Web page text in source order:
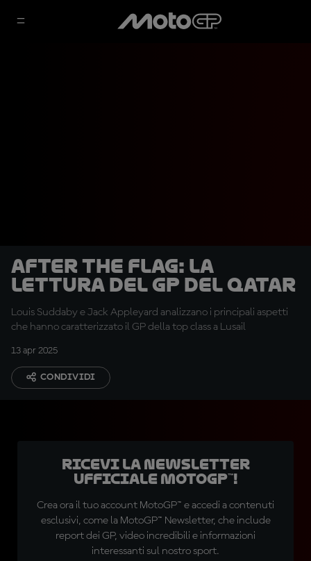
After the Flag: la
lettura del GP del Qatar
Louis Suddaby e Jack Appleyard analizzano i principali aspetti
che hanno caratterizzato il GP della top class a Lusail
13 apr 2025
CONDIVIDI
Ricevi la newsletter
ufficiale MotoGP™!
Crea ora il tuo account MotoGP™ e accedi a contenuti
esclusivi, come la MotoGP™ Newsletter, che include
report dei GP, video incredibili e informazioni
interessanti sul nostro sport.